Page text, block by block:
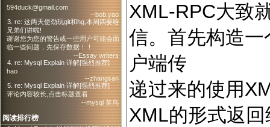
594duck@gmail.com
--bob.yao
3. re: 这两天使劲玩git和hg,本周四要给
兄弟们讲啦!
谢谢您为您的警告或一些用户可能会面
临一些问题，先保存数据！！
--Essay writers
4. re: Mysql Explain 详解[强烈推荐]
hao
--zhangsan
5. re: Mysql Explain 详解[强烈推荐]
评论内容较长,点击标题查看
--mysql 菜鸟
阅读排行榜
XML-RPC大致
信。首先构造
户端传
递过来的使用
XML的形式返